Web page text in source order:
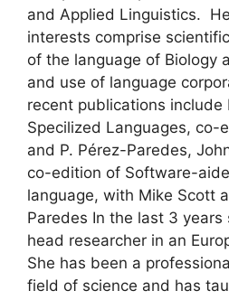
and Applied Linguistics.
interests comprise
of the language of Biology
and use of language
recent publications include
Specilized Languages, co-
and P. Pérez-Paredes,
co-edition of Software-
language, with Mike Scott
Paredes In the last 3 years
head researcher in an
She has been a
field of science and has